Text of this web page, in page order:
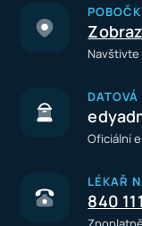
Navštivte
Oficiální
LÉKAŘ
840